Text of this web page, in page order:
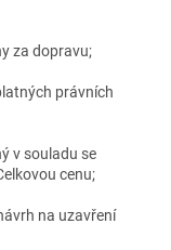
za dopravu;
právních
v souladu se
cenu;
na uzavření